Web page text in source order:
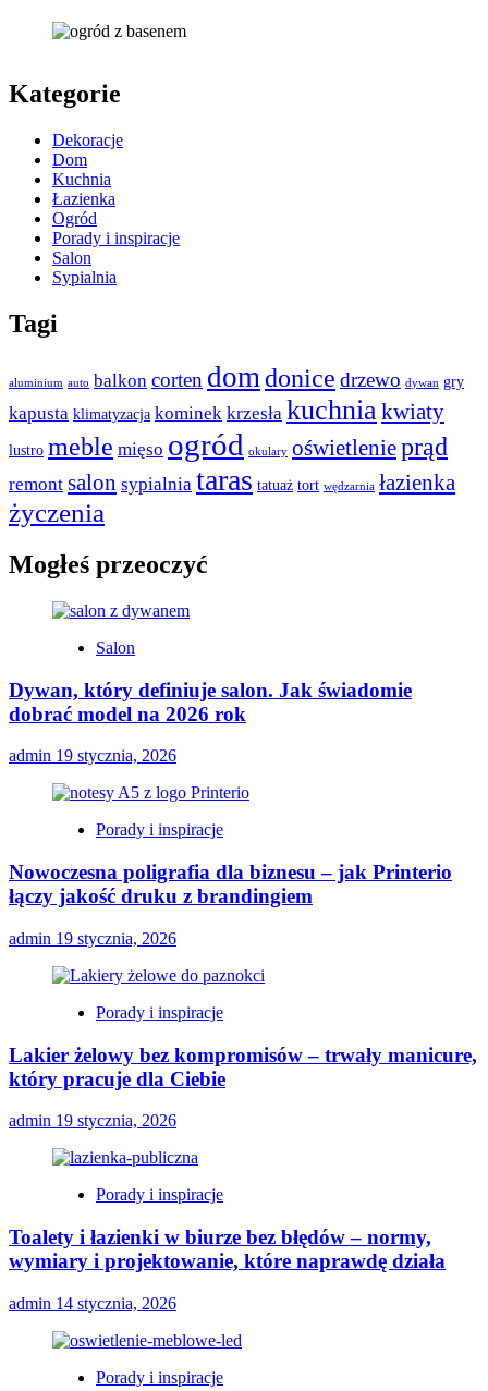
Kategorie
Dekoracje
Dom
Kuchnia
Łazienka
Ogród
Porady i inspiracje
Salon
Sypialnia
Tagi
aluminium auto balkon corten domdonice drzewo dywan gry
kapusta klimatyzacja kominek krzesła kuchniakwiaty
lustro meble mięso ogród okulary oświetlenieprąd
remont salon sypialnia taras tatuaż tort wędzarnia łazienka
życzenia
Mogłeś przeoczyć
Salon
Dywan, który definiuje salon. Jak świadomie
dobrać model na 2026 rok
admin 19 stycznia, 2026
Porady i inspiracje
Nowoczesna poligrafia dla biznesu – jak Printerio
łączy jakość druku z brandingiem
admin 19 stycznia, 2026
Porady i inspiracje
Lakier żelowy bez kompromisów – trwały manicure,
który pracuje dla Ciebie
admin 19 stycznia, 2026
Porady i inspiracje
Toalety i łazienki w biurze bez błędów – normy,
wymiary i projektowanie, które naprawdę działa
admin 14 stycznia, 2026
Porady i inspiracje